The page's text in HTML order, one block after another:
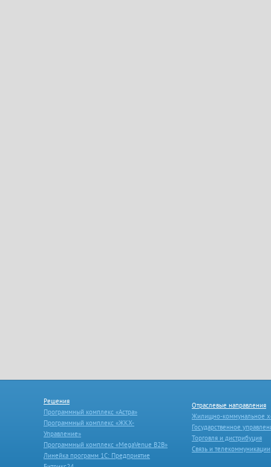
Решения
Программный комплекс «Астра»
Программный комплекс «ЖКХ-
Управление»
Программный комплекс «MegaVenue B2B»
Линейка программ 1С: Предприятие
Отраслевые направления
Жилищно-коммунальное
Государственное
Торговля и дистрибуция
Связь и телекоммуникации